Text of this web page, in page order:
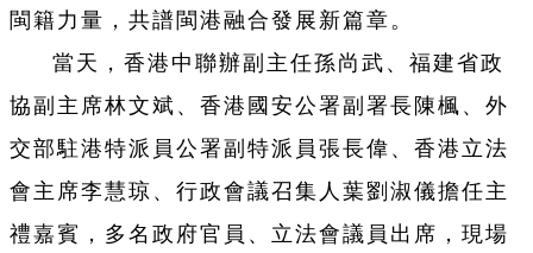
閩籍力量，共譜閩港融合發展新篇章。
當天，香港中聯辦副主任孫尚武、福建省政
協副主席林文斌、香港國安公署副署長陳楓、外
交部駐港特派員公署副特派員張長偉、香港立法
會主席李慧琼、行政會議召集人葉劉淑儀擔任主
禮嘉賓，多名政府官員、立法會議員出席，現場